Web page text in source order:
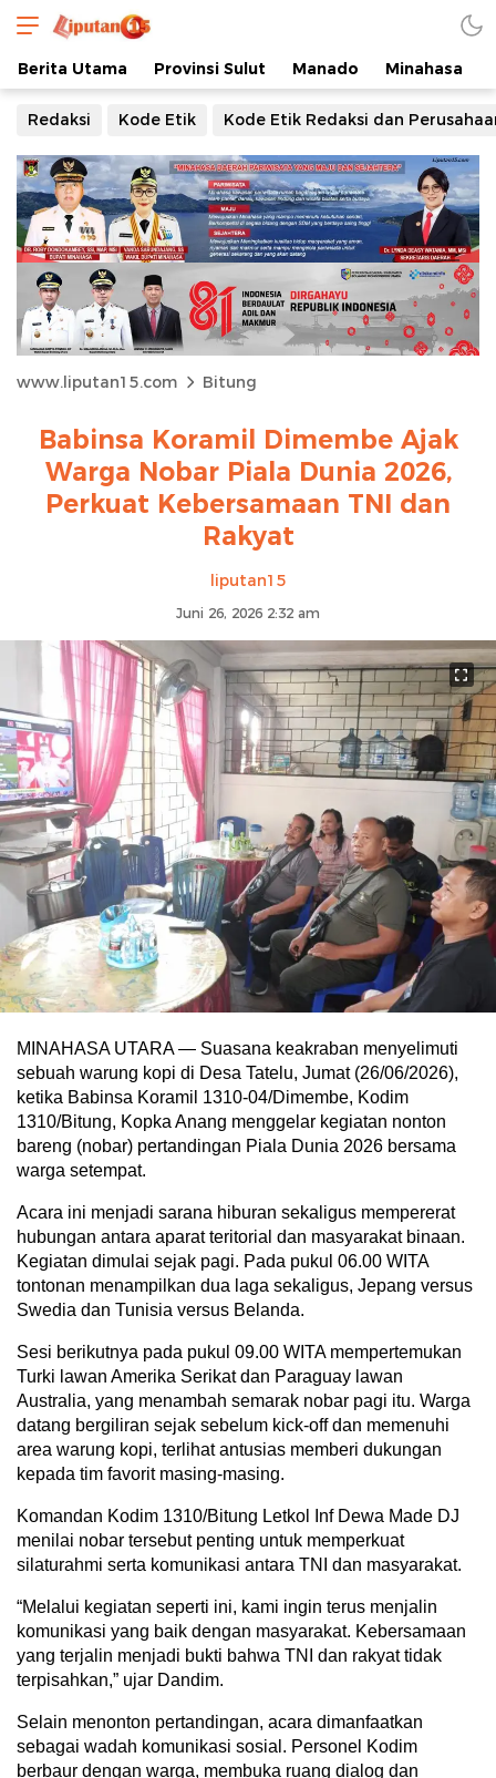
Berita Utama Provinsi Sulut Manado Minahasa
Redaksi Kode Etik Kode Etik Redaksi dan
www.liputan15.com Bitung
Babinsa Koramil Dimembe Ajak
Warga Nobar Piala Dunia 2026,
Perkuat Kebersamaan TNI dan
Rakyat
liputan15
Juni 26, 2026 2:32 am
MINAHASA UTARA — Suasana keakraban menyelimuti
sebuah warung kopi di Desa Tatelu, Jumat (26/06/2026),
ketika Babinsa Koramil 1310‑04/Dimembe, Kodim
1310/Bitung, Kopka Anang menggelar kegiatan nonton
bareng (nobar) pertandingan Piala Dunia 2026 bersama
warga setempat.
Acara ini menjadi sarana hiburan sekaligus mempererat
hubungan antara aparat teritorial dan masyarakat binaan.
Kegiatan dimulai sejak pagi. Pada pukul 06.00 WITA
tontonan menampilkan dua laga sekaligus, Jepang versus
Swedia dan Tunisia versus Belanda.
Sesi berikutnya pada pukul 09.00 WITA mempertemukan
Turki lawan Amerika Serikat dan Paraguay lawan
Australia, yang menambah semarak nobar pagi itu. Warga
datang bergiliran sejak sebelum kick‑off dan memenuhi
area warung kopi, terlihat antusias memberi dukungan
kepada tim favorit masing‑masing.
Komandan Kodim 1310/Bitung Letkol Inf Dewa Made DJ
menilai nobar tersebut penting untuk memperkuat
silaturahmi serta komunikasi antara TNI dan masyarakat.
“Melalui kegiatan seperti ini, kami ingin terus menjalin
komunikasi yang baik dengan masyarakat. Kebersamaan
yang terjalin menjadi bukti bahwa TNI dan rakyat tidak
terpisahkan,” ujar Dandim.
Selain menonton pertandingan, acara dimanfaatkan
sebagai wadah komunikasi sosial. Personel Kodim
berbaur dengan warga, membuka ruang dialog dan